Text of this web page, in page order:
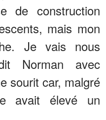
de construction
mais mon
Je vais nous
Norman avec
sourit car, malgré
avait élevé un